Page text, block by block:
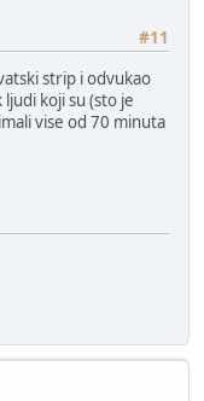
#11
strip i odvukao
koji su (sto je
vise od 70 minuta